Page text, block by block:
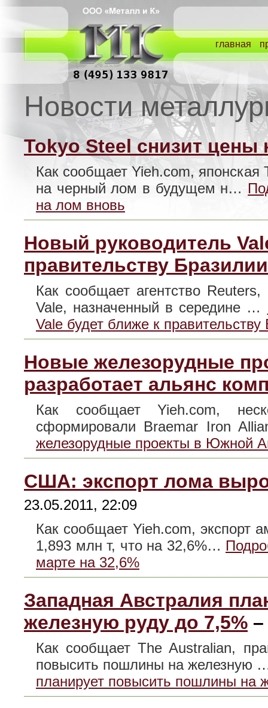
главная
Новости
Tokyo Steel снизит
Как сообщает Yieh.com,
на черный лом в будущем н…
на лом вновь
Новый руководитель
правительству Бразилии
Как сообщает агентство
Vale, назначенный в середине …
Vale будет ближе к правительству
Новые железорудные
разработает альянс
Как сообщает Yieh.com,
сформировали Braemar Iron
железорудные проекты в Южной
США: экспорт лома
23.05.2011, 22:09
Как сообщает Yieh.com, экспорт
1,893 млн т, что на 32,6%…
марте на 32,6%
Западная Австралия
железную руду до 7,5%
Как сообщает The Australian,
повысить пошлины на железную
планирует повысить пошлины на